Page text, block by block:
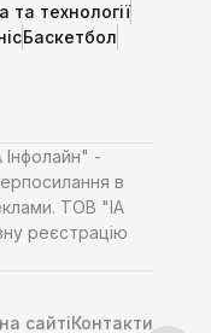
та технології
Баскетбол
Інфолайн" -
в
ТОВ "ІА
реєстрацію
сайтіКонтакти